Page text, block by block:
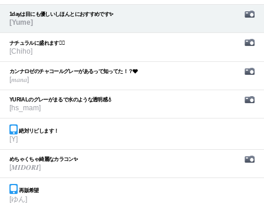
1dayは目にも優しいしほんとにおすすめです✨
[Yume]
ナチュラルに盛れます🙆‍♀️
[Chiho]
カンナロゼのチャコールグレーがあるって知ってた！？🩶
[𝑚𝑎𝑛𝑎]
YURIALのグレーがまるで水のような透明感💧
[hs_mam]
絶対リピします！
[Y]
めちゃくちゃ綺麗なカラコン✨
[𝑴𝑰𝑫𝑶𝑹𝑰]
再販希望
[ゆん]